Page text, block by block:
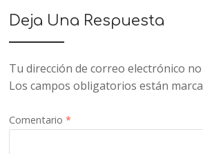
Deja Una Respuesta
Tu dirección de correo electrónico
Los campos obligatorios están
Comentario*